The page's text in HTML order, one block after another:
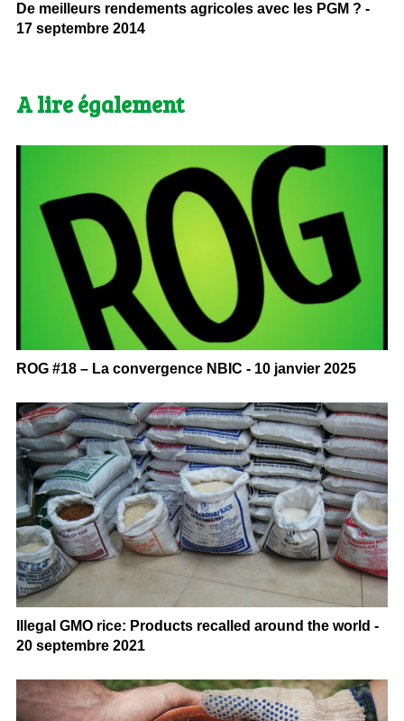
De meilleurs rendements agricoles avec les PGM ? -
17 septembre 2014
A lire également
ROG #18 – La convergence NBIC - 10 janvier 2025
Illegal GMO rice: Products recalled around the world -
20 septembre 2021